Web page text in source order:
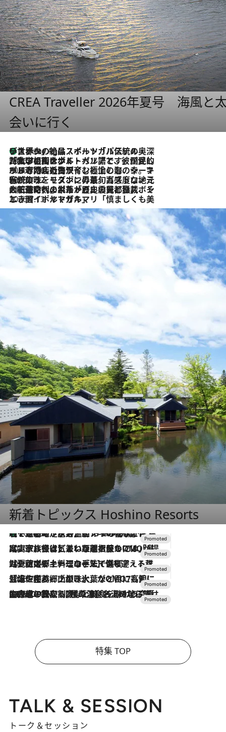
CREA Traveller 2026年夏号 海風と
会いに行く
1 Hour Ago
リスボンの絶品スイーツ「パステル・デ・ナタ」とは？ポルトガル伝統の奥深い世界へ
2026.7.27
「私の祖国はポルトガル語です」国民的詩人フェルナンド・ペソアと、彼が愛した文学の街を歩く
2026.7.26
ポルトガル近海が育む極上の海の幸。キリリと冷えた白ワインと愉しむ、シーフード専門店の贅沢
2026.7.22
伝統の味をモダンに昇華。高感度な地元客が集う、リスボンの最旬ガストロノミー
2026.7.21
大航海時代の栄華から、震災、独裁、そして革命へ。ポルトガル・首都リスボンの石畳に刻まれた「歴史の光と影」
2026.7.13
エッセイ・ヤマザキマリ「慎ましくも美しき国 ポルトガル」
新着トピックス Hoshino Resorts
2026.8.7
【トンボの足水浴】ヒノキの香りに包まれて涼感マックス！約13℃の湧水かけ流しを避暑地「星野温泉 トンボの湯」で体験
2026.7.31
【ホテル帰省】という選択肢をOMOが提案。家族とほどよい距離を保つには「昼は実家、夜は気兼ねなくホテルで！」
2026.7.24
【夏限定ディナーコース】旬を迎える稚鮎や花ズッキーニなどをイタリア・トスカーナの郷土料理の手法で満喫！
2026.7.17
「土佐和ハーブかき氷」がOMO7高知に登場！生姜、山椒、大葉など目にも舌にも涼を呼ぶ郷土の味
2026.7.10
NEW OPEN！【界 草津】名湯の地に誕生。趣の異なる2種の温泉と上州ならではの会席・蕎麦割烹など美食を味わう究極の癒やし旅
特集 TOP
TALK & SESSION
トーク＆セッション